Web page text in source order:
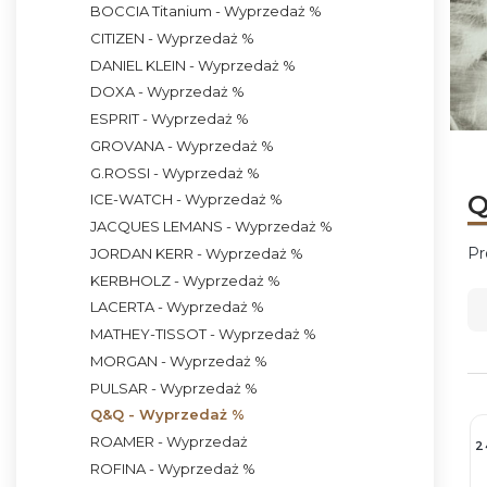
BOCCIA Titanium - Wyprzedaż %
CITIZEN - Wyprzedaż %
DANIEL KLEIN - Wyprzedaż %
DOXA - Wyprzedaż %
ESPRIT - Wyprzedaż %
GROVANA - Wyprzedaż %
G.ROSSI - Wyprzedaż %
ICE-WATCH - Wyprzedaż %
JACQUES LEMANS - Wyprzedaż %
JORDAN KERR - Wyprzedaż %
KERBHOLZ - Wyprzedaż %
LACERTA - Wyprzedaż %
MATHEY-TISSOT - Wyprzedaż %
MORGAN - Wyprzedaż %
PULSAR - Wyprzedaż %
Q&Q - Wyprzedaż %
ROAMER - Wyprzedaż
ROFINA - Wyprzedaż %